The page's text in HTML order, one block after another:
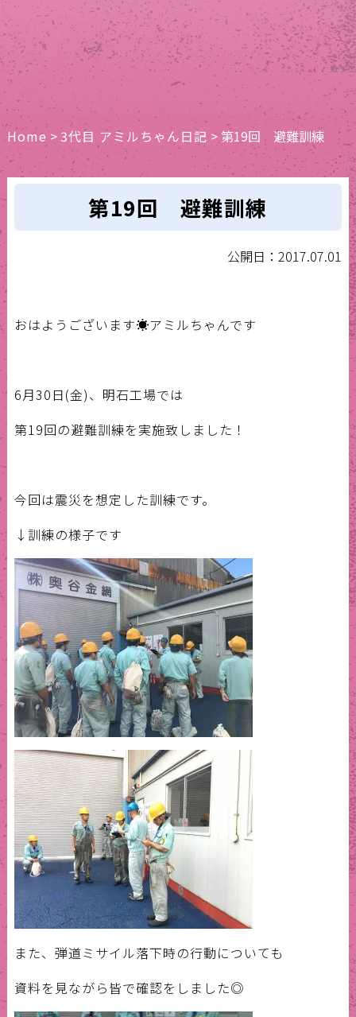
Home >3代目 アミルちゃん日記 > 第19回 避難訓練
第19回 避難訓練
公開日：2017.07.01
おはようございます☀アミルちゃんです
6月30日(金)、明石工場では
第19回の避難訓練を実施致しました！
今回は震災を想定した訓練です。
↓訓練の様子です
また、弾道ミサイル落下時の行動についても
資料を見ながら皆で確認をしました◎